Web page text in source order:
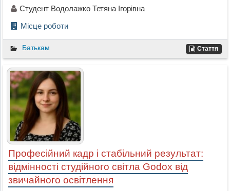
Студент Водолажко Тетяна Ігорівна
Місце роботи
Батькам Стаття
Професійний кадр і стабільний результат:
відмінності студійного світла Godox від
звичайного освітлення